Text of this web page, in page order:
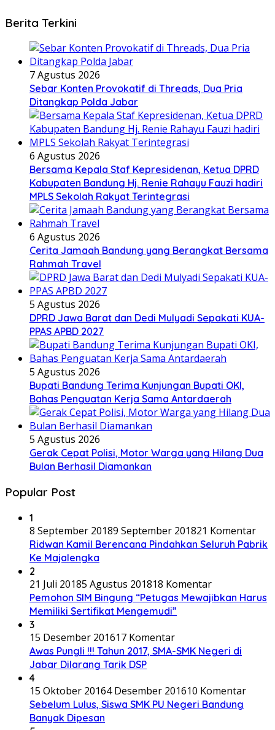
Berita Terkini
7 Agustus 2026
Sebar Konten Provokatif di Threads, Dua Pria
Ditangkap Polda Jabar
6 Agustus 2026
Bersama Kepala Staf Kepresidenan, Ketua DPRD
Kabupaten Bandung Hj. Renie Rahayu Fauzi hadiri
MPLS Sekolah Rakyat Terintegrasi
6 Agustus 2026
Cerita Jamaah Bandung yang Berangkat Bersama
Rahmah Travel
5 Agustus 2026
DPRD Jawa Barat dan Dedi Mulyadi Sepakati KUA-
PPAS APBD 2027
5 Agustus 2026
Bupati Bandung Terima Kunjungan Bupati OKI,
Bahas Penguatan Kerja Sama Antardaerah
5 Agustus 2026
Gerak Cepat Polisi, Motor Warga yang Hilang Dua
Bulan Berhasil Diamankan
Popular Post
1
8 September 20189 September 201821 Komentar
Ridwan Kamil Berencana Pindahkan Seluruh Pabrik
Ke Majalengka
2
21 Juli 20185 Agustus 201818 Komentar
Pemohon SIM Bingung “Petugas Mewajibkan Harus
Memiliki Sertifikat Mengemudi”
3
15 Desember 201617 Komentar
Awas Pungli !!! Tahun 2017, SMA-SMK Negeri di
Jabar Dilarang Tarik DSP
4
15 Oktober 20164 Desember 201610 Komentar
Sebelum Lulus, Siswa SMK PU Negeri Bandung
Banyak Dipesan